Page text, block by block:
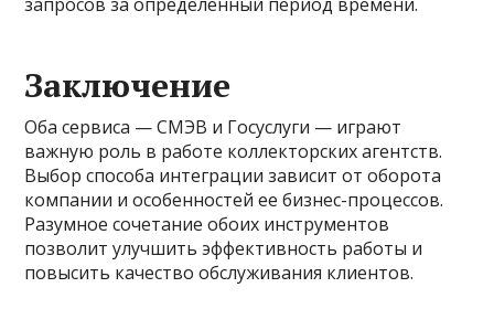
Заключение
Оба сервиса — СМЭВ и Госуслуги — играют
важную роль в работе коллекторских агентств.
Выбор способа интеграции зависит от оборота
компании и особенностей ее бизнес-процессов.
Разумное сочетание обоих инструментов
позволит улучшить эффективность работы и
повысить качество обслуживания клиентов.